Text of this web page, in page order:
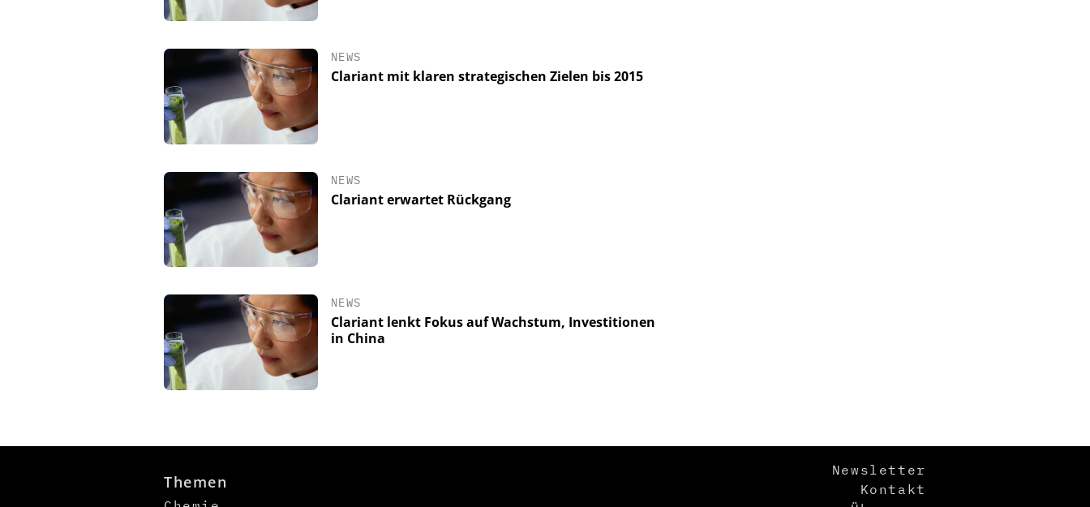
NEWS
Clariant mit klaren strategischen Zielen bis 2015
NEWS
Clariant erwartet Rückgang
NEWS
Clariant lenkt Fokus auf Wachstum, Investitionen
in China
Themen
Newsletter
Kontakt